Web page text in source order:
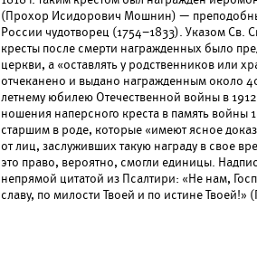
(Прохор Исидорович Мошнин) —
России чудотворец (1754–1833). Указом Св.
кресты после смерти награжденных было
церкви, а «оставлять у родственников или
отчеканено и выдано награжденным около
летнему юбилею Отечественной войны в
ношения наперсного креста в память войны
старшим в роде, которые «имеют ясное
от лиц, заслуживших такую награду в свое
это право, вероятно, смогли единицы.
непрямой цитатой из Псалтири: «Не нам,
славу, по милости Твоей и по истине Твоей!»